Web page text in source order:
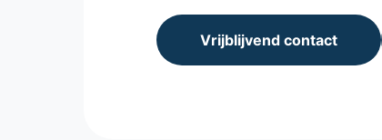
Vrijblijvend contact